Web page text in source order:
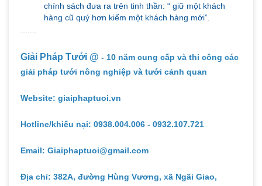
chính sách đưa ra trên tinh thần: “ giữ một khách
hàng cũ quý hơn kiếm một khách hàng mới”.
.......
Giải Pháp Tưới @ - 10 năm cung cấp và thi công các
giải pháp tưới nông nghiệp và tưới cảnh quan
Website: giaiphaptuoi.vn
Hotline/khiếu nại: 0938.004.006 - 0932.107.721
Email: Giaiphaptuoi@gmail.com
Địa chỉ: 382A, đường Hùng Vương, xã Ngãi Giao,